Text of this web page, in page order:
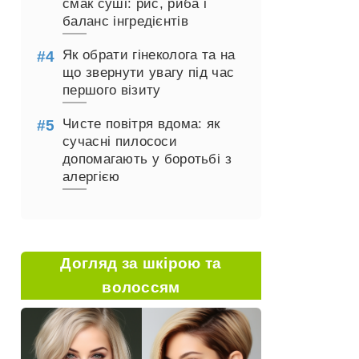
смак суші: рис, риба і
баланс інгредієнтів
Як обрати гінеколога та на
що звернути увагу під час
першого візиту
Чисте повітря вдома: як
сучасні пилососи
допомагають у боротьбі з
алергією
Догляд за шкірою та
волоссям